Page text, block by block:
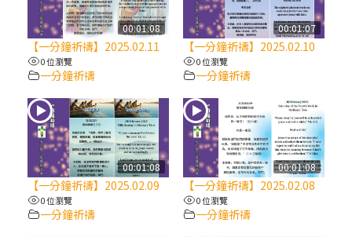
有」
【信仰之旅】第八集：「耶穌為什麼降生到
人世」—高樂祈修女
2025/10/10【萬物讚頌頌歌 – 太陽與生態音
樂會】紀念聖方濟與已逝教宗方濟各（中）
2025/10/10【萬物讚頌頌歌 – 太陽與生態音
樂會】紀念聖方濟與已逝教宗方濟各（下）
00:01:08
【一分鐘祈禱】2025.02.11
0 位瀏覽
一分鐘祈禱
00:01:07
【一分鐘祈禱】2025.02.10
0 位瀏覽
一分鐘祈禱
00:01:08
【一分鐘祈禱】2025.02.09
0 位瀏覽
一分鐘祈禱
00:01:08
【一分鐘祈禱】2025.02.08
0 位瀏覽
一分鐘祈禱